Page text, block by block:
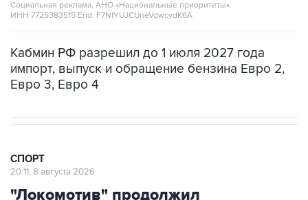
Кабмин РФ разрешил до 1 июля 2027 года
Евро 3, Евро 4
"Локомотив" продолжил
безвыигрышную серию в РПЛ